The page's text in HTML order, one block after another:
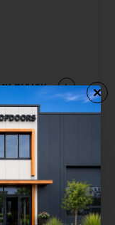
ручек